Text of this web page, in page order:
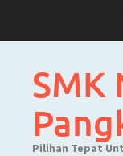
SMK
Pilihan Tepat